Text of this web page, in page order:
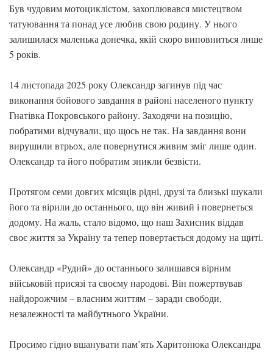
Був чудовим мотоциклістом, захоплювався мистецтвом
татуювання та понад усе любив свою родину. У нього
залишилася маленька донечка, якій скоро виповниться лише
5 років.
14 листопада 2025 року Олександр загинув під час
виконання бойового завдання в районі населеного пункту
Гнатівка Покровського району. Заходячи на позицію,
побратими відчували, що щось не так. На завдання вони
вирушили втрьох, але повернутися живим зміг лише один.
Олександр та його побратим зникли безвісти.
Протягом семи довгих місяців рідні, друзі та близькі шукали
його та вірили до останнього, що він живий і повернеться
додому. На жаль, стало відомо, що наш Захисник віддав
своє життя за Україну та тепер повертається додому на щиті.
Олександр «Рудий» до останнього залишався вірним
військовій присязі та своєму народові. Він пожертвував
найдорожчим – власним життям – заради свободи,
незалежності та майбутнього України.
Просимо гідно вшанувати пам’ять Харитонюка Олександра